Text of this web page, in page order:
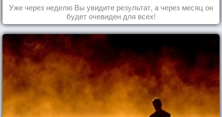
Уже через неделю Вы увидите результат, а через месяц он
будет очевиден для всех!